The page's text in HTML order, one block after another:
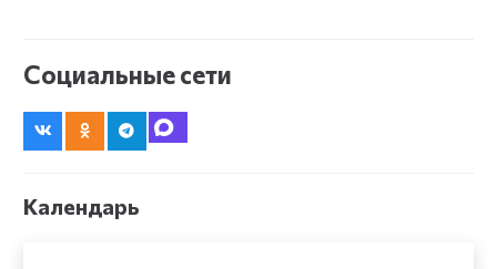
Социальные сети
Календарь